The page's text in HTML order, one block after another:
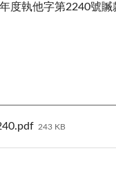
度執他字第2240號贓
243 KB